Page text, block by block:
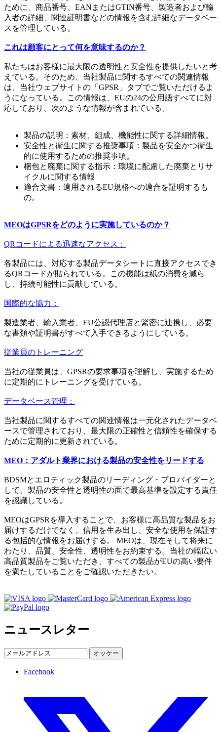
ために、商品番号、EANまたはGTIN番号、製造者および輸
入者の詳細、関連証明書などの情報を含む詳細なデータベー
スを管理している。
これは顧客にとって何を意味するのか？
私たちはお客様に最大限の透明性と安全性を提供したいと考
えている。そのため、当社製品に関するすべての関連情報
は、当社ウェブサイトの「GPSR」タブでご覧いただけるよ
うになっている。この情報は、EUの24の公用語すべてに対
応しており、次のような情報が含まれている。
製品の説明：素材、組成、機能性に関する詳細情報。
安全性と衛生に関する推奨事項：製品を安全かつ衛生
的に使用するための推奨事項。
梱包と廃棄に関する指示：環境に配慮した廃棄とリサ
イクルに関する情報
適合文書：適用されるEU規格への適合を証明するも
の。
MEOはGPSRをどのように実施しているのか？
QRコードによる迅速なアクセス：
各製品には、対応する製品データシートに直接アクセスでき
るQRコードが貼られている。この機能は紙の消費を減ら
し、持続可能性に貢献している。
国際的な協力：
製造業者、輸入業者、EU公認代理店と緊密に連携し、必要
な書類や証明書がすべて入手できるようにしている。
従業員のトレーニング
当社の従業員は、GPSRの要求事項を理解し、実施するため
に定期的にトレーニングを受けている。
データベース管理：
当社製品に関するすべての関連情報は一元化されたデータベ
ースで管理されており、最大限の正確性と信頼性を確保する
ために定期的に更新されている。
MEO：アダルト業界における製品の安全性をリードする
BDSMとエロティック製品のリーディング・プロバイダーと
して、製品の安全性と透明性の面で最高基準を設定する責任
を認識している。
MEOはGPSRを導入することで、お客様に高品質な製品をお
届けするだけでなく、信用を生み出し、安全な使用を保証す
る包括的な情報をお届けする。 MEOは、現在そして将来に
わたり、品質、安全性、透明性をお約束する。当社の幅広い
高品質製品をご覧いただき、すべての製品がEUの高い要件
を満たしていることをご確認いただきたい。
ニュースレター
オッケー
Facebook